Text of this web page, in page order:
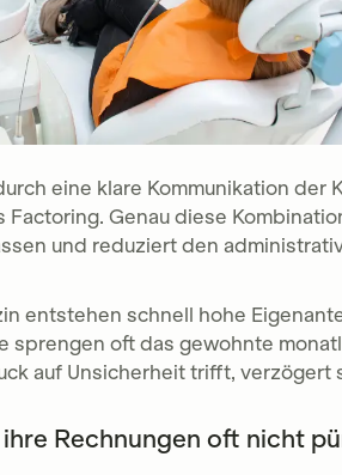
eine klare Kommunikation der
Genau diese
und reduziert den
entstehen schnell hohe
sprengen oft das gewohnte
auf Unsicherheit trifft, verzögert
Rechnungen oft nicht